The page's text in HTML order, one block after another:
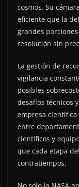
cosmos. Su
eficiente que la
grandes
resolución sin
La gestión de
vigilancia
posibles
desafíos técnicos
empresa
entre
científicos y
que cada etapa
contratiempos.
No sólo la NASA